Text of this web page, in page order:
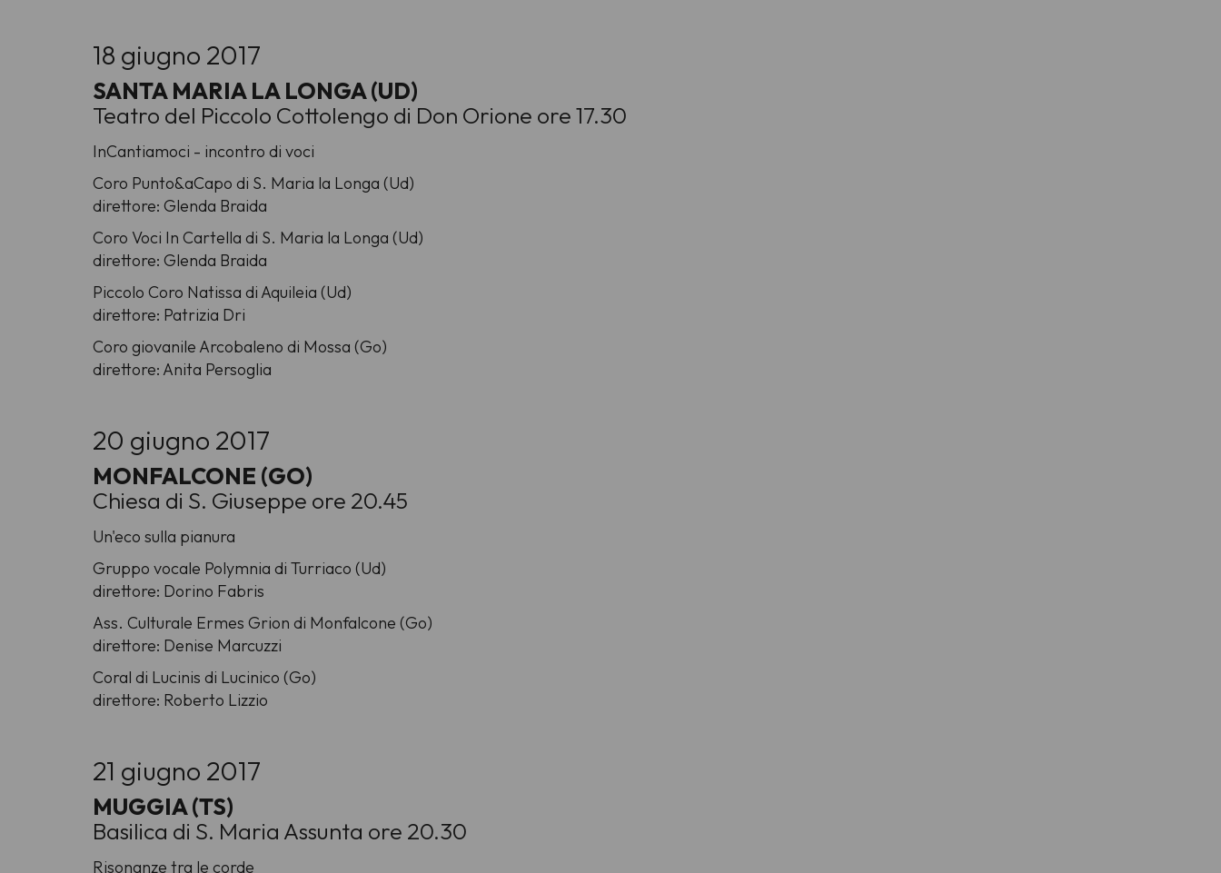
18 giugno 2017
SANTA MARIA LA LONGA (UD)
Teatro del Piccolo Cottolengo di Don Orione ore 17.30
InCantiamoci - incontro di voci
Coro Punto&aCapo di S. Maria la Longa (Ud)
direttore: Glenda Braida
Coro Voci In Cartella di S. Maria la Longa (Ud)
direttore: Glenda Braida
Piccolo Coro Natissa di Aquileia (Ud)
direttore: Patrizia Dri
Coro giovanile Arcobaleno di Mossa (Go)
direttore: Anita Persoglia
20 giugno 2017
MONFALCONE (GO)
Chiesa di S. Giuseppe ore 20.45
Un'eco sulla pianura
Gruppo vocale Polymnia di Turriaco (Ud)
direttore: Dorino Fabris
Ass. Culturale Ermes Grion di Monfalcone (Go)
direttore: Denise Marcuzzi
Coral di Lucinis di Lucinico (Go)
direttore: Roberto Lizzio
21 giugno 2017
MUGGIA (TS)
Basilica di S. Maria Assunta ore 20.30
Risonanze tra le corde